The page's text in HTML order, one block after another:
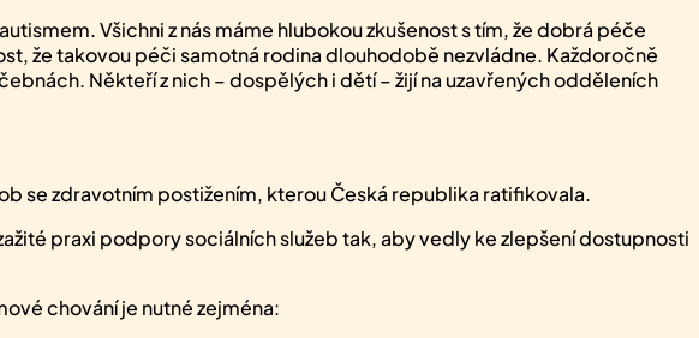
Všichni z nás máme hlubokou zkušenost s tím, že dobrá péče
že takovou péči samotná rodina dlouhodobě nezvládne. Každoročně
Někteří z nich – dospělých i dětí – žijí na uzavřených odděleních
se zdravotním postižením, kterou Česká republika ratifikovala.
praxi podpory sociálních služeb tak, aby vedly ke zlepšení dostupnosti
chování je nutné zejména: